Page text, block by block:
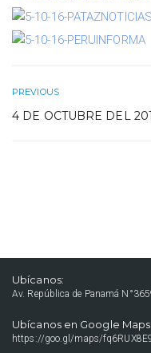
PREVIOUS
4 DE OCTUBRE DEL
Ubícanos:
Av. República de Panamá
Ubícanos en Google Maps:
https://goo.gl/maps/